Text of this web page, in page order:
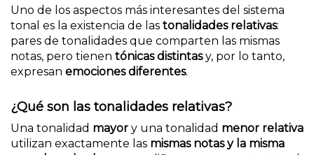
Uno de los aspectos más interesantes del sistema
tonal es la existencia de las tonalidades relativas:
pares de tonalidades que comparten las mismas
notas, pero tienen tónicas distintasy, por lo tanto,
expresan emociones diferentes.
¿Qué son las tonalidades relativas?
Una tonalidad mayor y una tonalidad menor relativa
utilizan exactamente las mismas notas y la misma